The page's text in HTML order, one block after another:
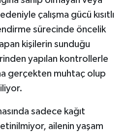
çalışma gücü kısıtlı
sürecinde öncelik
kişilerin sunduğu
yapılan kontrollerle
gerçekten muhtaç olup
sadece kağıt
ailenin yaşam